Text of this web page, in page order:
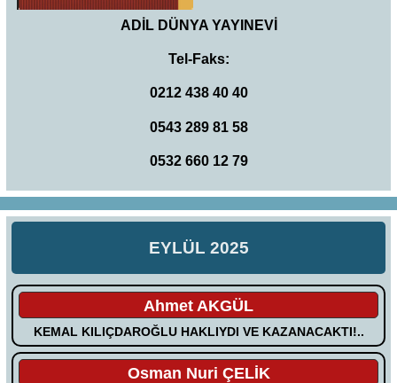
ADİL DÜNYA YAYINEVİ
Tel-Faks:
0212 438 40 40
0543 289 81 58
0532 660 12 79
EYLÜL 2025
Ahmet AKGÜL
KEMAL KILIÇDAROĞLU HAKLIYDI VE KAZANACAKTI!..
Osman Nuri ÇELİK